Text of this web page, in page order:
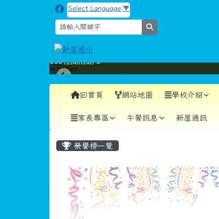
新屋國小Select Language ▼
115社團活動-2
回首頁 網站地圖 學校介紹
家長專區 午餐訊息 新屋通訊
主內容區域
榮譽榜一覽
頁尾區域